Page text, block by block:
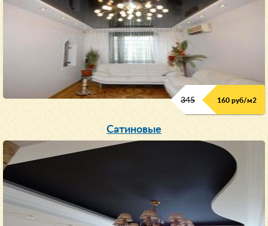
345 160 руб/м2
Сатиновые